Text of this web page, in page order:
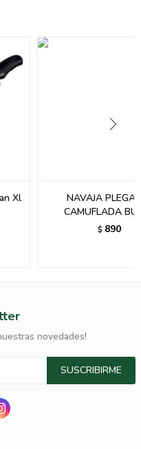
NAVAJA PLEGABLE
CAMUFLADA BUCK.-
novedades!
SUSCRIBIRME